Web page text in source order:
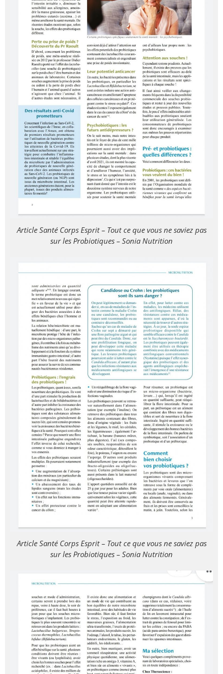
Article Santé Corps Esprit – Tout ce que vous ne saviez pas
sur les Probiotiques – Sonia Nutrition
Article Santé Corps Esprit – Tout ce que vous ne saviez pas
sur les Probiotiques – Sonia Nutrition